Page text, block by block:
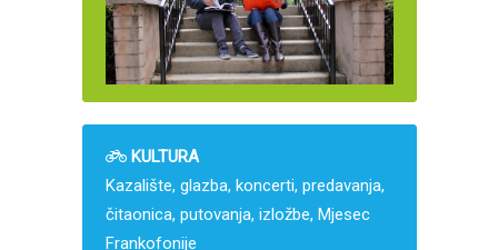
KULTURA
Kazalište, glazba, koncerti, predavanja,
čitaonica, putovanja, izložbe, Mjesec
Frankofonije